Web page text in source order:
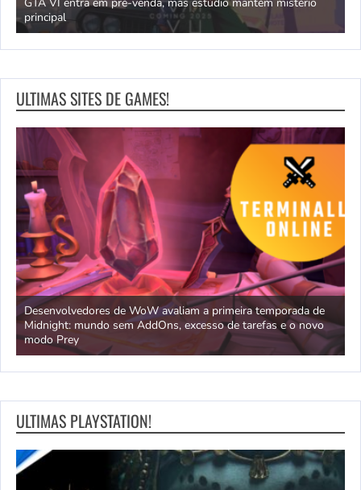
principal
ULTIMAS SITES DE GAMES!
Desenvolvedores de WoW avaliam a primeira temporada de
Midnight: mundo sem AddOns, excesso de tarefas e o novo
modo Prey
ULTIMAS PLAYSTATION!